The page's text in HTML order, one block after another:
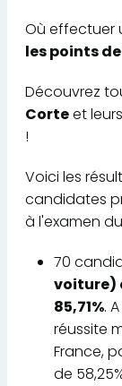
Où effectuer
les points
Découvrez
Corteet
!
Voici les
candidates
à l'examen
70
voiture)
85,71%.
réussite
France,
de